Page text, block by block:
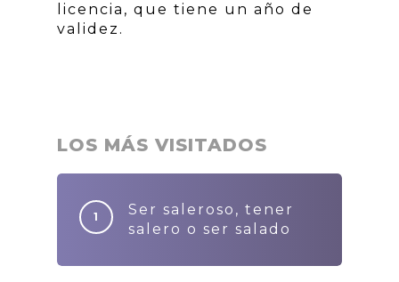
licencia, que tiene un año de
validez.
LOS MÁS VISITADOS
Ser saleroso, tener
salero o ser salado